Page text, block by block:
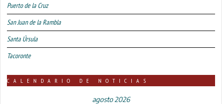
Puerto de la Cruz
San Juan de la Rambla
Santa Úrsula
Tacoronte
CALENDARIO DE NOTICIAS
agosto 2026